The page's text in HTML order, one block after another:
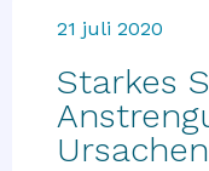
21 juli 2020
Starkes
Ursachen